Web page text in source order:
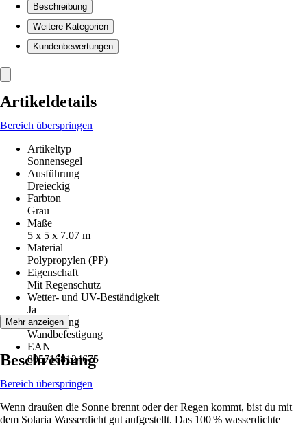
Beschreibung
Weitere Kategorien
Kundenbewertungen
Artikeldetails
Bereich überspringen
Artikeltyp
Sonnensegel
Ausführung
Dreieckig
Farbton
Grau
Maße
5 x 5 x 7.07 m
Material
Polypropylen (PP)
Eigenschaft
Mit Regenschutz
Wetter- und UV-Beständigkeit
Ja
Befestigung
Wandbefestigung
EAN
8057168124675
Mehr anzeigen
Beschreibung
Bereich überspringen
Wenn draußen die Sonne brennt oder der Regen kommt, bist du mit
dem Solaria Wasserdicht gut aufgestellt. Das 100 % wasserdichte